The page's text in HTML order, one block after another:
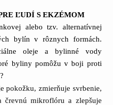
ĽUDÍ S EKZÉMOM
alebo tzv. alternatívnej
bylín v rôznych formách.
oleje a bylinné vody
byliny pomôžu v boji proti
pokožku, zmierňuje svrbenie,
črevnú mikroflóru a zlepšuje